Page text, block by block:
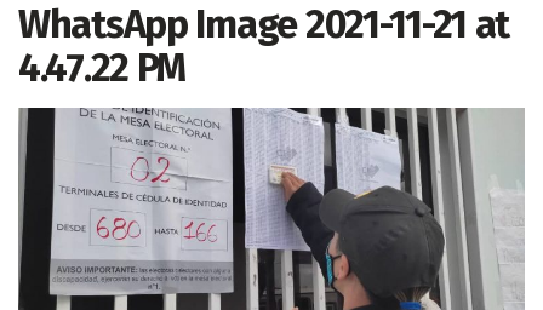
WhatsApp Image 2021-11-21 at
4.47.22 PM